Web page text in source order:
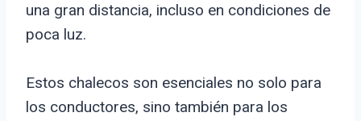
una gran distancia, incluso en condiciones de
poca luz.
Estos chalecos son esenciales no solo para
los conductores, sino también para los